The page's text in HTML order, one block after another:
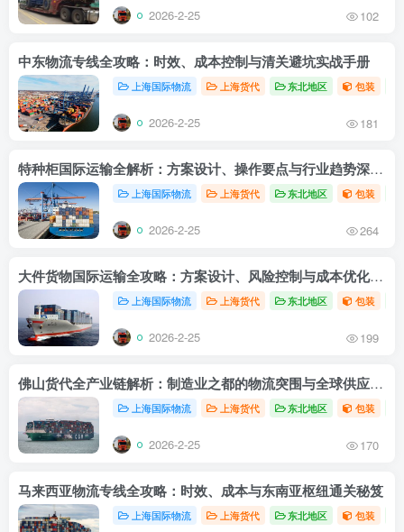
2026-2-25 102
中东物流专线全攻略：时效、成本控制与清关避坑实战手册
上海国际物流 上海货代 东北地区 包装
2026-2-25 181
特种柜国际运输全解析：方案设计、操作要点与行业趋势深度指南
上海国际物流 上海货代 东北地区 包装
2026-2-25 264
大件货物国际运输全攻略：方案设计、风险控制与成本优化实战指南无
上海国际物流 上海货代 东北地区 包装
2026-2-25 199
佛山货代全产业链解析：制造业之都的物流突围与全球供应链布局
上海国际物流 上海货代 东北地区 包装
2026-2-25 170
马来西亚物流专线全攻略：时效、成本与东南亚枢纽通关秘笈
上海国际物流 上海货代 东北地区 包装